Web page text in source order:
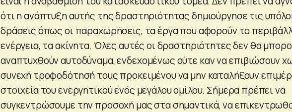
ότι η ανάπτυξη αυτής της δραστηριότητας δημιούργησε τις
δράσεις όπως οι παραχωρήσεις, τα έργα που αφορούν το
ενέργεια, τα ακίνητα. Όλες αυτές οι δραστηριότητες δεν θα
αναπτυχθούν αυτοδύναμα, ενδεχομένως ούτε καν να επιβιώσουν
συνεχή τροφοδότησή τους προκειμένου να μην καταλήξουν
στοιχεία του ενεργητικού ενός μεγάλου ομίλου. Σήμερα πρέπει να
συγκεντρώσουμε την προσοχή μας στα σημαντικά, να